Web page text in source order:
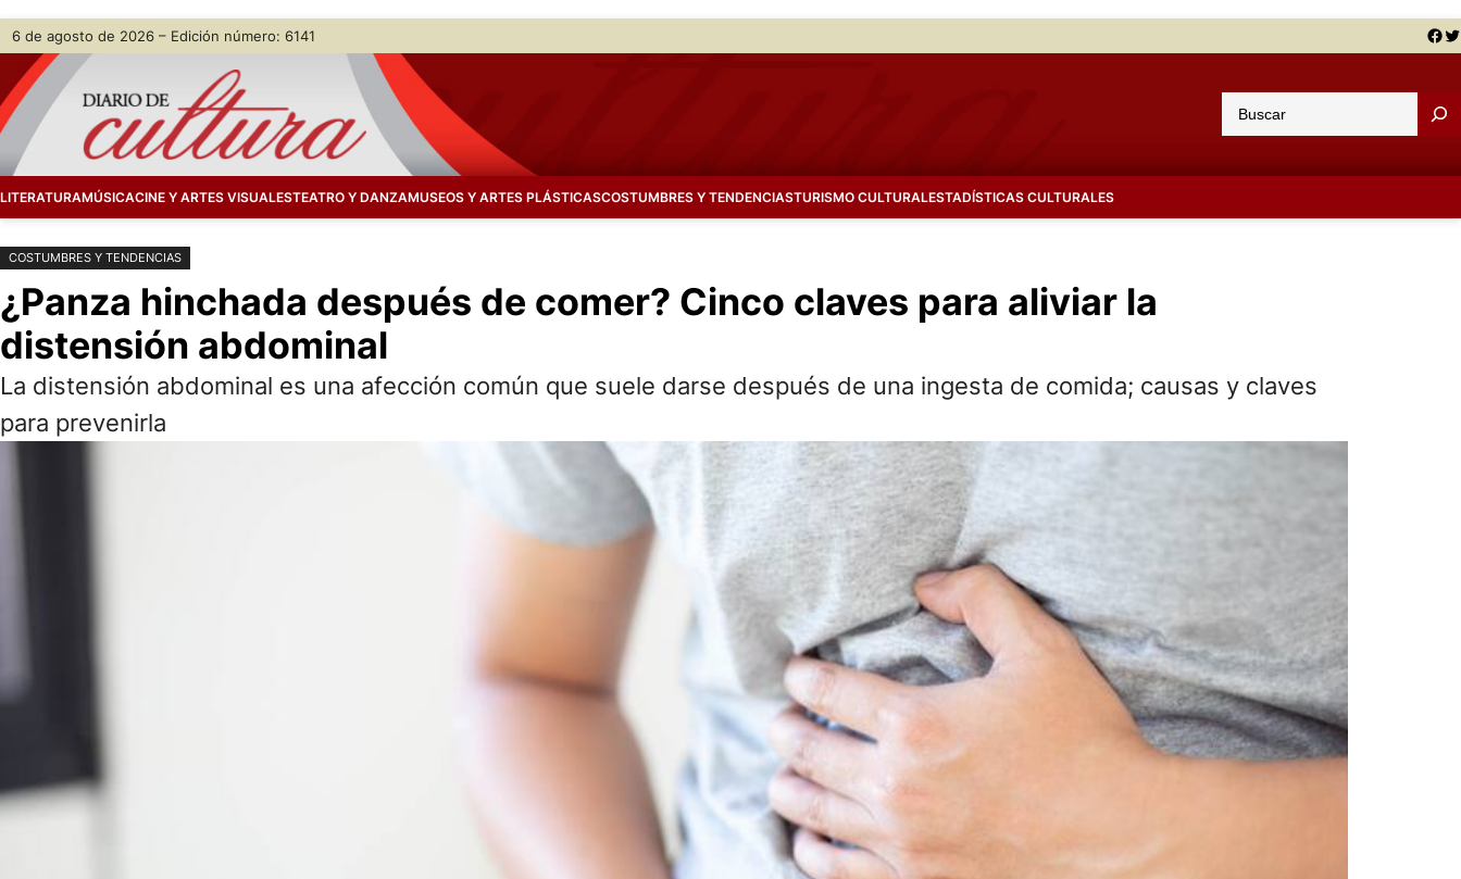
Saltar
contenido
Skip
content
6 de agosto de 2026 – Edición número: 6141 Facebook Twitter
u
a
LITERATURAMÚSICACINE Y ARTES VISUALESTEATRO Y DANZAMUSEOS Y ARTES PLÁSTICASCOSTUMBRES Y TENDENCIASTURISMO CULTURALESTADÍSTICAS CULTURALES
COSTUMBRES Y TENDENCIAS
¿Panza hinchada después de comer? Cinco claves para aliviar la
distensión abdominal
La distensión abdominal es una afección común que suele darse después de una ingesta de comida; causas y claves
para prevenirla